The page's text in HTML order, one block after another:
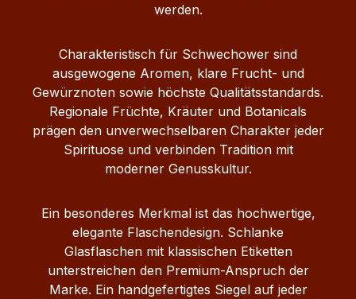
Der Schwechower Wodka 1229 kombiniert
klassische Destillatqualität mit moderner
Vielseitigkeit – ein Muss für Fans klarer
Spirituosen und Liebhaber handwerklicher
Brennkunst.
werden.
Charakteristisch für Schwechower sind
ausgewogene Aromen, klare Frucht- und
Gewürznoten sowie höchste Qualitätsstandards.
Regionale Früchte, Kräuter und Botanicals
prägen den unverwechselbaren Charakter jeder
Spirituose und verbinden Tradition mit
moderner Genusskultur.
Ein besonderes Merkmal ist das hochwertige,
elegante Flaschendesign. Schlanke
Glasflaschen mit klassischen Etiketten
unterstreichen den Premium-Anspruch der
Marke. Ein handgefertigtes Siegel auf jeder